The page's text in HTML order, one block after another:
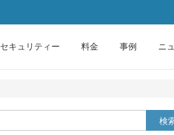
セキュリティー 料金 事例 ニ
検